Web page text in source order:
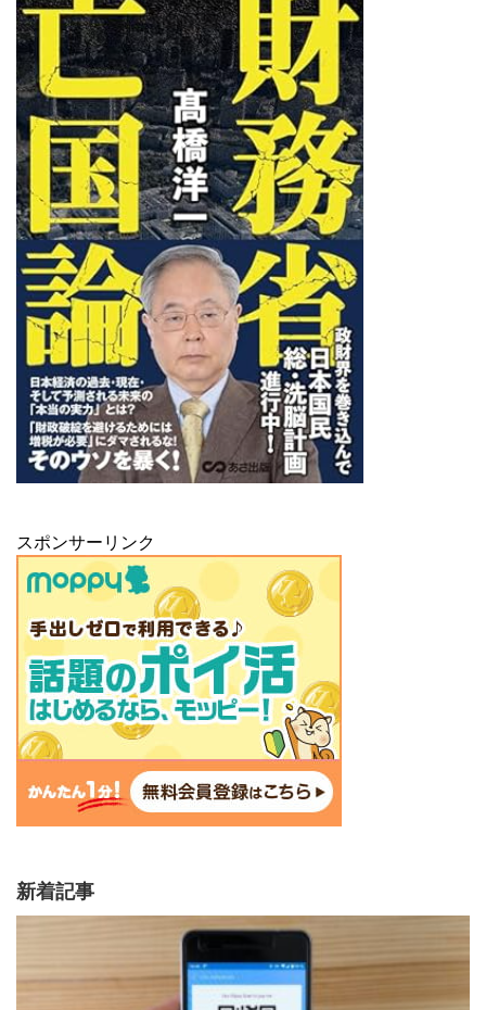
スポンサーリンク
新着記事